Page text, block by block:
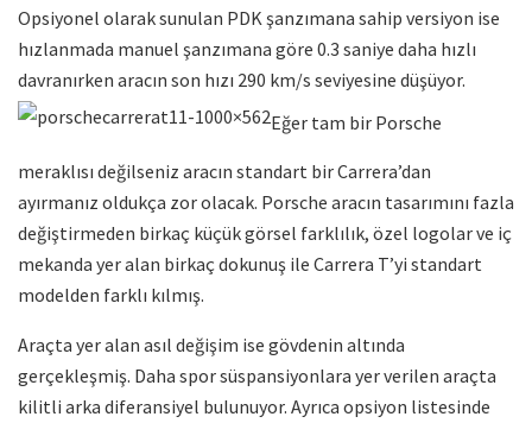
Opsiyonel olarak sunulan PDK şanzımana sahip versiyon ise
hızlanmada manuel şanzımana göre 0.3 saniye daha hızlı
davranırken aracın son hızı 290 km/s seviyesine düşüyor.
Eğer tam bir Porsche
meraklısı değilseniz aracın standart bir Carrera’dan
ayırmanız oldukça zor olacak. Porsche aracın tasarımını fazla
değiştirmeden birkaç küçük görsel farklılık, özel logolar ve iç
mekanda yer alan birkaç dokunuş ile Carrera T’yi standart
modelden farklı kılmış.
Araçta yer alan asıl değişim ise gövdenin altında
gerçekleşmiş. Daha spor süspansiyonlara yer verilen araçta
kilitli arka diferansiyel bulunuyor. Ayrıca opsiyon listesinde